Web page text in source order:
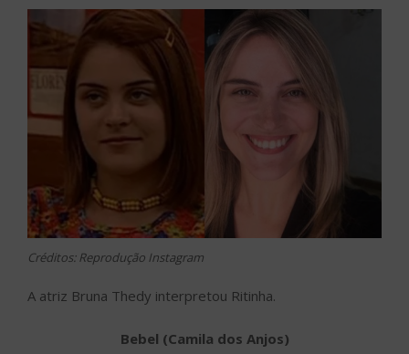
Créditos: Reprodução Instagram
A atriz Bruna Thedy interpretou Ritinha.
Bebel (Camila dos Anjos)